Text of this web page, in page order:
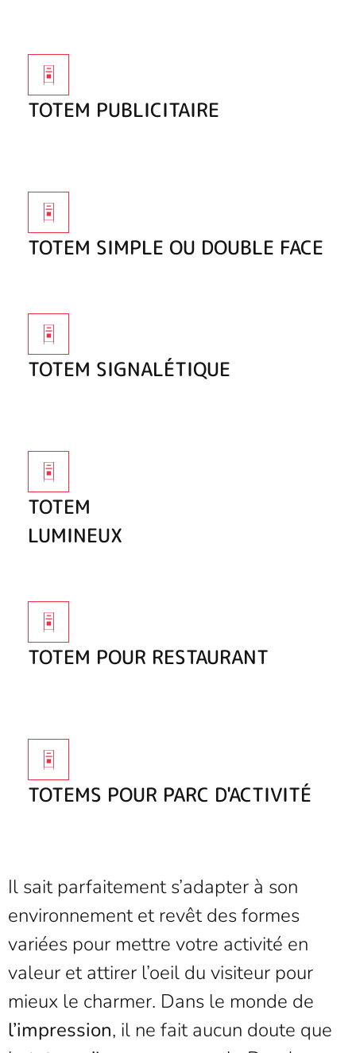
TOTEM PUBLICITAIRE
TOTEM SIMPLE OU DOUBLE FACE
TOTEM SIGNALÉTIQUE
TOTEM
LUMINEUX
TOTEM POUR RESTAURANT
TOTEMS POUR PARC D'ACTIVITÉ
Il sait parfaitement s’adapter à son
environnement et revêt des formes
variées pour mettre votre activité en
valeur et attirer l’oeil du visiteur pour
mieux le charmer. Dans le monde de
l’impression, il ne fait aucun doute que